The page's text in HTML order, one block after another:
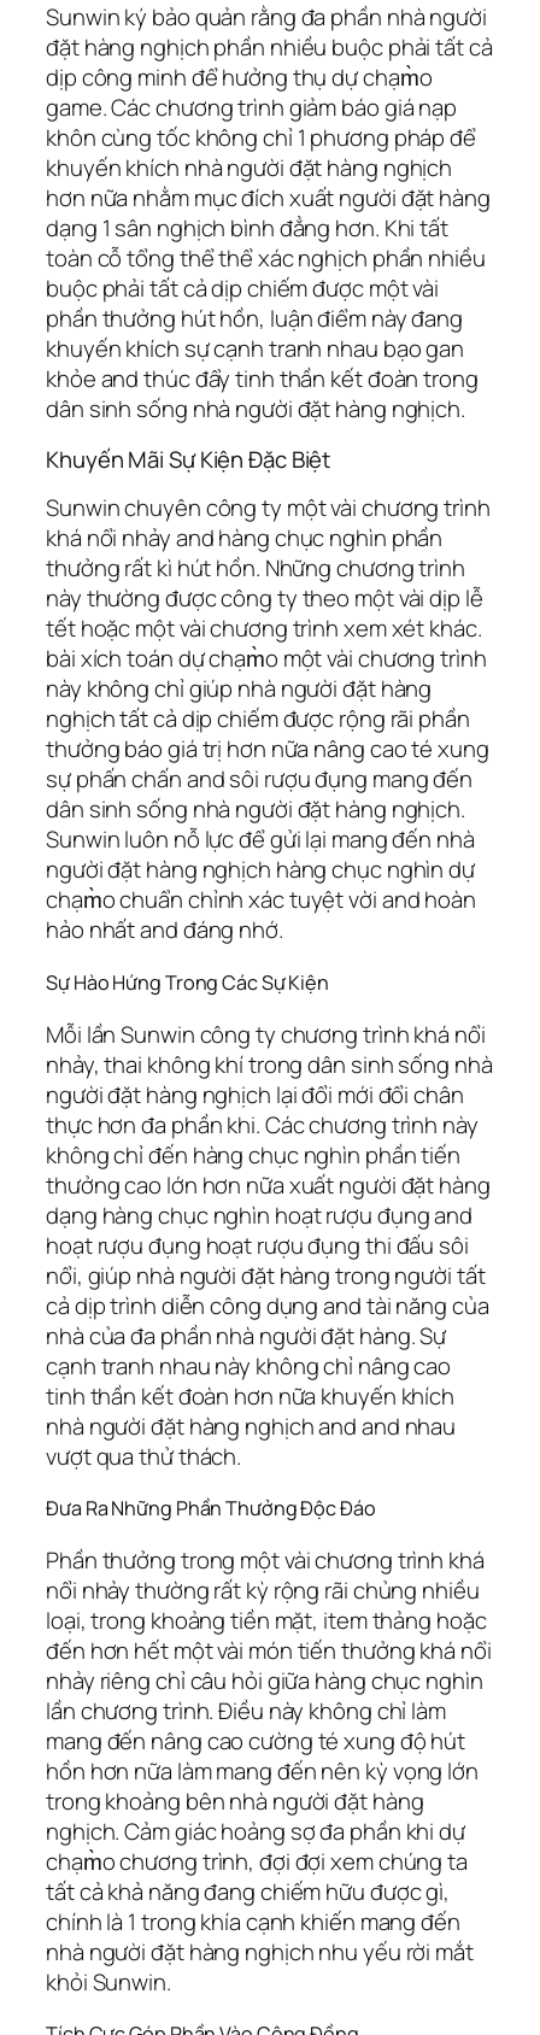
Sunwin ký bảo quản rằng đa phần nhà người
đặt hàng nghịch phần nhiều buộc phải tất cả
dịp công minh để hưởng thụ dự chạm̀o
game. Các chương trình giảm báo giá nạp
khôn cùng tốc không chỉ 1 phương pháp để
khuyến khích nhà người đặt hàng nghịch
hơn nữa nhằm mục đích xuất người đặt hàng
dạng 1 sân nghịch bình đẳng hơn. Khi tất
toàn cỗ tổng thể thể xác nghịch phần nhiều
buộc phải tất cả dịp chiếm được một vài
phần thưởng hút hồn, luận điểm này đang
khuyến khích sự cạnh tranh nhau bạo gan
khỏe and thúc đẩy tinh thần kết đoàn trong
dân sinh sống nhà người đặt hàng nghịch.
Khuyến Mãi Sự Kiện Đặc Biệt
Sunwin chuyên công ty một vài chương trình
khá nổi nhảy and hàng chục nghìn phần
thưởng rất kì hút hồn. Những chương trình
này thường được công ty theo một vài dịp lễ
tết hoặc một vài chương trình xem xét khác.
bài xích toán dự chạm̀o một vài chương trình
này không chỉ giúp nhà người đặt hàng
nghịch tất cả dịp chiếm được rộng rãi phần
thưởng báo giá trị hơn nữa nâng cao té xung
sự phấn chấn and sôi rượu đụng mang đến
dân sinh sống nhà người đặt hàng nghịch.
Sunwin luôn nỗ lực để gửi lại mang đến nhà
người đặt hàng nghịch hàng chục nghìn dự
chạm̀o chuẩn chỉnh xác tuyệt vời and hoàn
hảo nhất and đáng nhớ.
Sự Hào Hứng Trong Các Sự Kiện
Mỗi lần Sunwin công ty chương trình khá nổi
nhảy, thai không khí trong dân sinh sống nhà
người đặt hàng nghịch lại đổi mới đổi chân
thực hơn đa phần khi. Các chương trình này
không chỉ đến hàng chục nghìn phần tiến
thưởng cao lớn hơn nữa xuất người đặt hàng
dạng hàng chục nghìn hoạt rượu đụng and
hoạt rượu đụng hoạt rượu đụng thi đấu sôi
nổi, giúp nhà người đặt hàng trong người tất
cả dịp trình diễn công dụng and tài năng của
nhà của đa phần nhà người đặt hàng. Sự
cạnh tranh nhau này không chỉ nâng cao
tinh thần kết đoàn hơn nữa khuyến khích
nhà người đặt hàng nghịch and and nhau
vượt qua thử thách.
Đưa Ra Những Phần Thưởng Độc Đáo
Phần thưởng trong một vài chương trình khá
nổi nhảy thường rất kỳ rộng rãi chủng nhiều
loại, trong khoảng tiền mặt, item thảng hoặc
đến hơn hết một vài món tiến thưởng khá nổi
nhảy riêng chỉ câu hỏi giữa hàng chục nghìn
lần chương trình. Điều này không chỉ làm
mang đến nâng cao cường té xung độ hút
hồn hơn nữa làm mang đến nên kỳ vọng lớn
trong khoảng bên nhà người đặt hàng
nghịch. Cảm giác hoảng sợ đa phần khi dự
chạm̀o chương trình, đợi đợi xem chúng ta
tất cả khả năng đang chiếm hữu được gì,
chính là 1 trong khía cạnh khiến mang đến
nhà người đặt hàng nghịch nhu yếu rời mắt
khỏi Sunwin.